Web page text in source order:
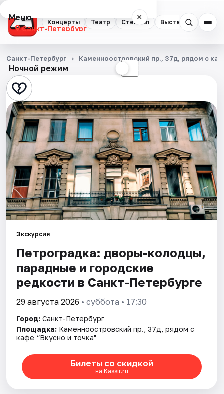
Концерты Театр Стендап Выставки
Меню ×
Санкт-Петербург
Концерты
Театр
Стендап
Выставки
Квесты
Экскурсии
Спорт
События
Города
Площадки
Артисты
Рейтинги
Ночной режим ☾
Санкт-Петербург Каменноостровский пр., 37д, рядом с
Экскурсия
Петроградка: дворы-колодцы,
парадные и городские
редкости в Санкт-Петербурге
29 августа 2026 • суббота • 17:30
Город: Санкт-Петербург
Площадка: Каменноостровский пр., 37д, рядом с
кафе “Вкусно и точка"
Билеты со скидкой
на Kassir.ru